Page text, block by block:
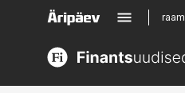
kinnisvarauudised.ee
logistikauudised.ee